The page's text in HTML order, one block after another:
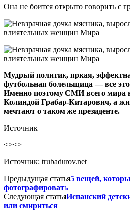
Она не боится открыто говорить с
Мудрый политик, яркая,
футбольная болельщица — все
Именно поэтому СМИ всего мира
Колиндой Грабар-Китарович, а
мечтают о таком же президенте.
Источник
<><>
Источник: trubadurov.net
Предыдущая статья5 вещей,
фотографировать
Следующая статьяИспанский
или смириться